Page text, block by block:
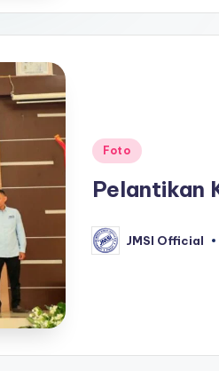
Foto
Pelantikan
JMSI Official